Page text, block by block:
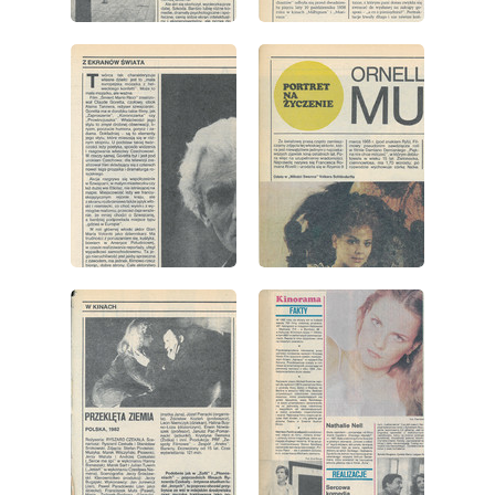
wydanie: 41/1983 wydanie: 41/1983
wydanie: 41/1983 wydanie: 41/1983